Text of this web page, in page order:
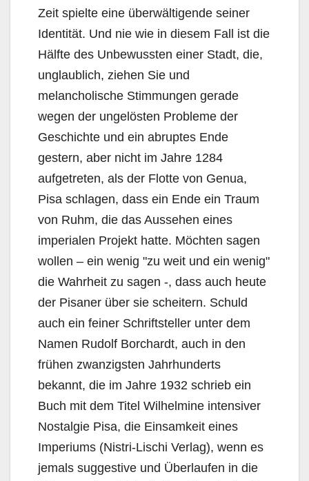
Zeit spielte eine überwältigende seiner
Identität. Und nie wie in diesem Fall ist die
Hälfte des Unbewussten einer Stadt, die,
unglaublich, ziehen Sie und
melancholische Stimmungen gerade
wegen der ungelösten Probleme der
Geschichte und ein abruptes Ende
gestern, aber nicht im Jahre 1284
aufgetreten, als der Flotte von Genua,
Pisa schlagen, dass ein Ende ein Traum
von Ruhm, die das Aussehen eines
imperialen Projekt hatte. Möchten sagen
wollen – ein wenig "zu weit und ein wenig"
die Wahrheit zu sagen -, dass auch heute
der Pisaner über sie scheitern. Schuld
auch ein feiner Schriftsteller unter dem
Namen Rudolf Borchardt, auch in den
frühen zwanzigsten Jahrhunderts
bekannt, die im Jahre 1932 schrieb ein
Buch mit dem Titel Wilhelmine intensiver
Nostalgie Pisa, die Einsamkeit eines
Imperiums (Nistri-Lischi Verlag), wenn es
jemals suggestive und Überlaufen in die